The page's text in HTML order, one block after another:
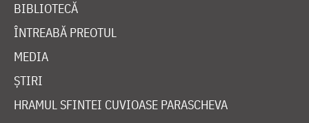
BIBLIOTECĂ
ÎNTREABĂ PREOTUL
MEDIA
ȘTIRI
HRAMUL SFINTEI CUVIOASE PARASCHEVA